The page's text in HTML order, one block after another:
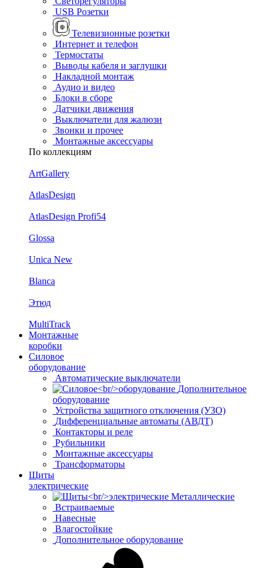
USB Розетки
Телевизионные розетки
Интернет и телефон
Термостаты
Выводы кабеля и заглушки
Накладной монтаж
Аудио и видео
Блоки в сборе
Датчики движения
Выключатели для жалюзи
Звонки и прочее
Монтажные аксессуары
По коллекциям
ArtGallery
AtlasDesign
AtlasDesign Profi54
Glossa
Unica New
Blanca
Этюд
MultiTrack
Монтажные
коробки
Силовое
оборудование
Автоматические выключатели
Дополнительное
оборудование
Устройства защитного отключения (УЗО)
Дифференциальные автоматы (АВДТ)
Контакторы и реле
Рубильники
Монтажные аксессуары
Трансформаторы
Щиты
электрические
Металлические
Встраиваемые
Навесные
Влагостойкие
Дополнительное оборудование